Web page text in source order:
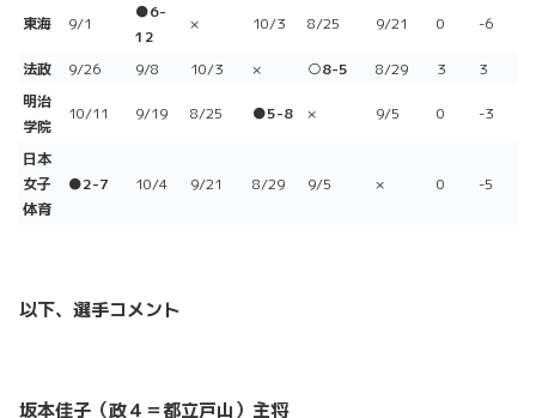
東海 9/1
●6-
12
× 10/3 8/25 9/21 0 -6
法政 9/26 9/8 10/3 × ○8-5 8/29 3
3
明治
学院
10/11 9/19 8/25 ●5-8 × 9/5 0 -3
日本
女子
体育
●2-7 10/4 9/21 8/29 9/5 × 0 -5
以下、選手コメント
坂本佳子（政４＝都立戸山）主将